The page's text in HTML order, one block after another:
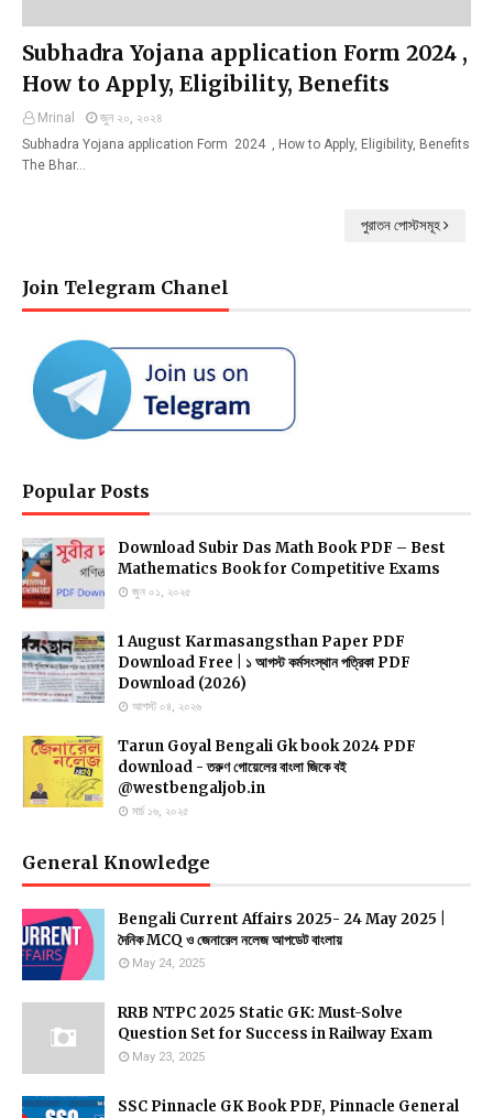
Subhadra Yojana application Form 2024 ,
How to Apply, Eligibility, Benefits
Mrinal
জুন ২০, ২০২৪
Subhadra Yojana application Form 2024 , How to Apply, Eligibility, Benefits
The Bhar…
পুরাতন পোস্টসমূহ
Join Telegram Chanel
Popular Posts
Download Subir Das Math Book PDF – Best
Mathematics Book for Competitive Exams
জুন ০১, ২০২৫
1 August Karmasangsthan Paper PDF
Download Free | ১ আগস্ট কর্মসংস্থান পত্রিকা PDF
Download (2026)
আগস্ট ০৪, ২০২৬
Tarun Goyal Bengali Gk book 2024 PDF
download - তরুণ গোয়েলের বাংলা জিকে বই
@westbengaljob.in
মার্চ ১৬, ২০২৫
General Knowledge
Bengali Current Affairs 2025- 24 May 2025 |
দৈনিক MCQ ও জেনারেল নলেজ আপডেট বাংলায়
May 24, 2025
RRB NTPC 2025 Static GK: Must-Solve
Question Set for Success in Railway Exam
May 23, 2025
SSC Pinnacle GK Book PDF, Pinnacle General